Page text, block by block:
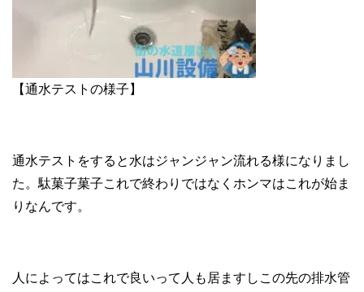
【通水テストの様子】
通水テストをすると水はジャンジャン流れる様になりまし
た。駄菓子菓子これで終わりではなくホンマはこれが始ま
りなんです。
人によってはこれで良いって人も居ますしこの先の排水管